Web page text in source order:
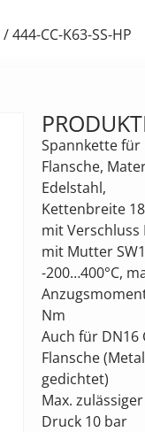
/ 444-CC-K63-SS-HP
Spannkette für
Flansche,
Edelstahl,
Kettenbreite
mit Verschluss
mit Mutter
-200…400°C,
Nm
Auch für DN16
Flansche
gedichtet)
Max. zulässiger
Druck 10 bar